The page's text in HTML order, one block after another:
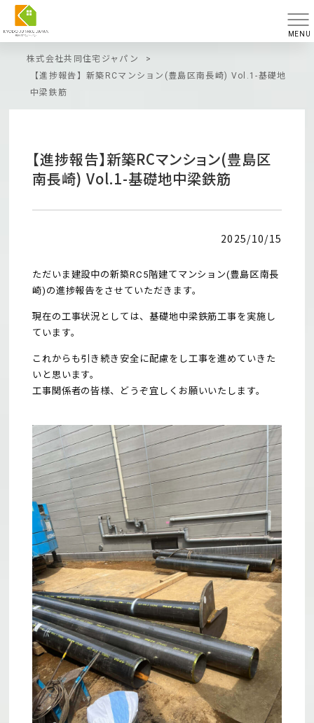
MENU
株式会社共同住宅ジャパン
>
【進捗報告】新築RCマンション(豊島区南長崎) Vol.1-基礎地
中梁鉄筋
【進捗報告】新築RCマンション(豊島区
南長崎) Vol.1-基礎地中梁鉄筋
2025/10/15
ただいま建設中の新築RC 5階建てマンション(豊島区南長
崎)の進捗報告をさせていただきます。
現在の工事状況としては、基礎地中梁鉄筋工事を実施し
ています。
これからも引き続き安全に配慮をし工事を進めていきた
いと思います。
工事関係者の皆様、どうぞ宜しくお願いいたします。